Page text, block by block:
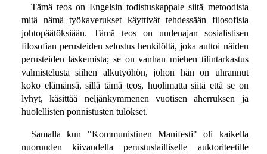
Tämä teos on Engelsin todistuskappale siitä metoodista
mitä nämä työkaverukset käyttivät tehdessään filosofisia
johtopäätöksiään. Tämä teos on uudenajan sosialistisen
filosofian perusteiden selostus henkilöltä, joka auttoi näiden
perusteiden laskemista; se on vanhan miehen tilintarkastus
valmistelusta siihen alkutyöhön, johon hän on uhrannut
koko elämänsä, sillä tämä teos, huolimatta siitä että se on
lyhyt, käsittää neljänkymmenen vuotisen aherruksen ja
huolellisten ponnistusten tulokset.
Samalla kun "Kommunistinen Manifesti" oli kaikella
nuoruuden kiivaudella perustuslailliselle auktoriteetille